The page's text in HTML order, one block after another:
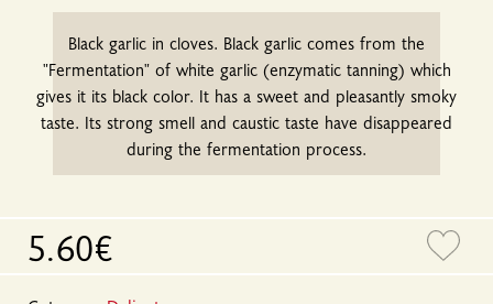
Black garlic in cloves. Black garlic comes from the
"Fermentation" of white garlic (enzymatic tanning) which
gives it its black color. It has a sweet and pleasantly smoky
taste. Its strong smell and caustic taste have disappeared
during the fermentation process.
5.60€